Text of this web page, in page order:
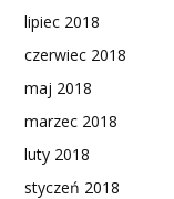
lipiec 2018
czerwiec 2018
maj 2018
marzec 2018
luty 2018
styczeń 2018